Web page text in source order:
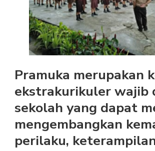
Pramuka merupakan
ekstrakurikuler wajib
sekolah yang dapat
mengembangkan
perilaku,